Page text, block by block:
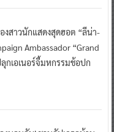
สาวนักแสดงสุดฮอต “ลีน่า-
Ambassador “Grand
กเอเนอร์จี้มหกรรมช้อปก